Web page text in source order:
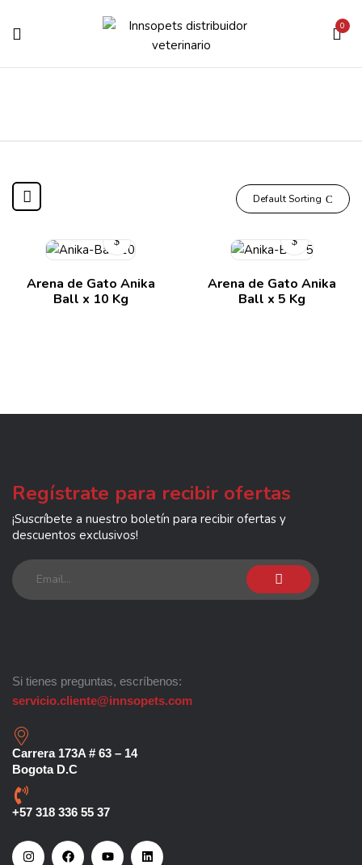
0
Default Sorting
Arena de Gato Anika
Ball x 10 Kg
Arena de Gato Anika
Ball x 5 Kg
Regístrate para recibir ofertas
¡Suscríbete a nuestro boletín para recibir ofertas y
descuentos exclusivos!
Si tienes preguntas, escríbenos:
servicio.cliente@innsopets.com
Carrera 173A # 63 – 14
Bogota D.C
+57 318 336 55 37